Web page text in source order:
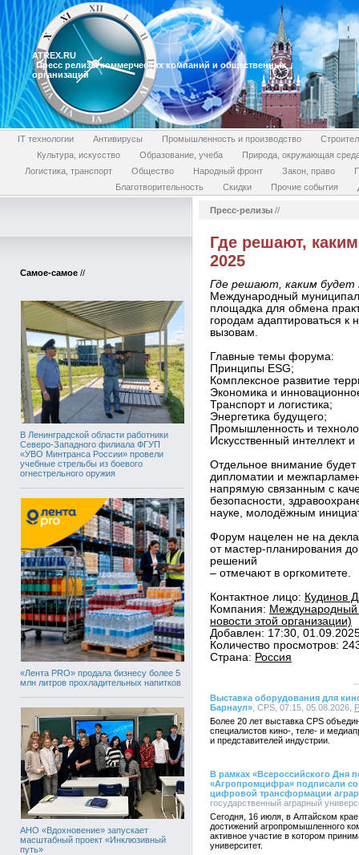
ATREX.RU
Пресс релизы коммерческих компаний и общественных
организаций
IT технологии Антивирусы Промышленность и производство
Культура, искусство
Образование, учеба
Природа, окружающая
Логистика, транспорт
Общество Народный фронт Закон, право
Благотворительность
Скидки Прочие события
Самое-самое //
В Ленинградской области работники
Северо-Западного филиала ФГУП
«УВО Минтранса России» провели
учебные стрельбы из боевого
огнестрельного оружия
«Лента PRO» продала бизнесу более 5
млн литров прохладительных напитков
АНО «Вдохновение» запускает
масштабный проект «Инклюзивный
путь»
Пресс-релизы //
Где решают,
2025
Где решают, каким
Международный
площадка для обмена
городам адаптироваться к
вызовам.
Главные темы форума:
Принципы ESG;
Комплексное развитие
Экономика и
Транспорт и логистика;
Энергетика будущего;
Промышленность и
Искусственный интеллект и
Отдельное внимание
дипломатии и
напрямую связанным с
безопасности,
науке, молодёжным
Форум нацелен не на
от мастер-планирования
решений
– отмечают в оргкомитете.
Контактное лицо: Кудинов
Компания:
новости этой организации)
Добавлен: 17:30,
Количество просмотров:
Страна: Россия
Выставка оборудования для
Барнаул» , CPS, 07:15, 05.08.2026,
Более 20 лет выставка CPS
специалистов кино-, теле- и
и представителей индустрии.
В рамках «Всероссийского Дня
«Агропромцифра» подписали
цифровой трансформации
государственный аграрный
Сегодня, 16 июля, в Алтайском
достижений агропромышленного
активное участие в котором
университет.